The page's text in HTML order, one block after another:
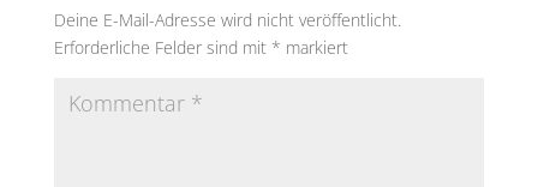
Deine E-Mail-Adresse wird nicht veröffentlicht.
Erforderliche Felder sind mit * markiert